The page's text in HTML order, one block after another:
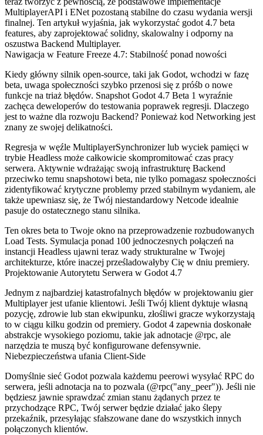
MultiplayerAPI i ENetpozostaną stabilne do czasu wydania wersji
finalnej. Ten artykuł wyjaśnia, jak wykorzystać godot 4.7 beta
features, aby zaprojektować solidny, skalowalny i odporny na
oszustwa Backend Multiplayer.
Nawigacja w Feature Freeze 4.7: Stabilność ponad nowości
Kiedy główny silnik open-source, taki jak Godot, wchodzi w fazę
beta, uwaga społeczności szybko przenosi się z próśb o nowe
funkcje na triaż błędów. Snapshot Godot 4.7 Beta 1 wyraźnie
zachęca deweloperów do testowania poprawek regresji. Dlaczego
jest to ważne dla rozwoju Backend? Ponieważ kod Networking jest
znany ze swojej delikatności.
Regresja w węźle MultiplayerSynchronizerlub wyciek pamięci w
trybie Headless może całkowicie skompromitować czas pracy
serwera. Aktywnie wdrażając swoją infrastrukturę Backend
przeciwko temu snapshotowi beta, nie tylko pomagasz społeczności
zidentyfikować krytyczne problemy przed stabilnym wydaniem, ale
także upewniasz się, że Twój niestandardowy Netcode idealnie
pasuje do ostatecznego stanu silnika.
Ten okres beta to Twoje okno na przeprowadzenie rozbudowanych
Load Tests. Symulacja ponad 100 jednoczesnych połączeń na
instancji Headless ujawni teraz wady strukturalne w Twojej
architekturze, które inaczej prześladowałyby Cię w dniu premiery.
Projektowanie Autorytetu Serwera w Godot 4.7
Jednym z najbardziej katastrofalnych błędów w projektowaniu gier
Multiplayer jest ufanie klientowi. Jeśli Twój klient dyktuje własną
pozycję, zdrowie lub stan ekwipunku, złośliwi gracze wykorzystają
to w ciągu kilku godzin od premiery. Godot 4 zapewnia doskonałe
abstrakcje wysokiego poziomu, takie jak adnotacje @rpc, ale
narzędzia te muszą być konfigurowane defensywnie.
Niebezpieczeństwa ufania Client-Side
Domyślnie sieć Godot pozwala każdemu peerowi wysyłać RPC do
serwera, jeśli adnotacja na to pozwala (@rpc("any_peer")). Jeśli nie
będziesz jawnie sprawdzać zmian stanu żądanych przez te
przychodzące RPC, Twój serwer będzie działać jako ślepy
przekaźnik, przesyłając sfałszowane dane do wszystkich innych
połączonych klientów.